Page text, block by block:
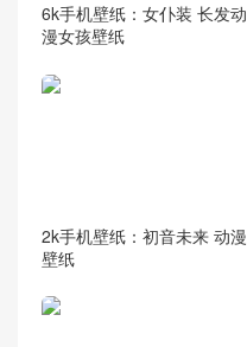
6k手机壁纸：女仆装 长发动
漫女孩壁纸
2k手机壁纸：初音未来 动漫
壁纸